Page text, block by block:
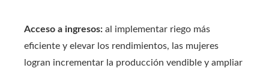
Acceso a ingresos: al implementar riego más
eficiente y elevar los rendimientos, las mujeres
logran incrementar la producción vendible y ampliar